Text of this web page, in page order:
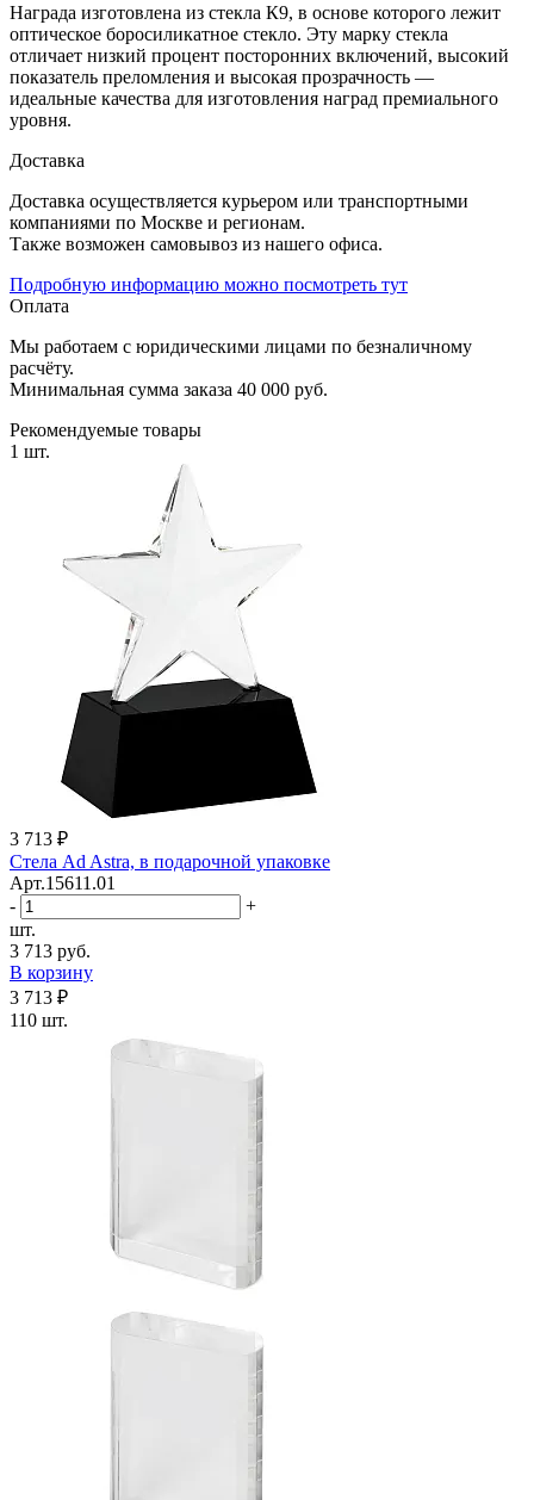
Награда изготовлена из стекла К9, в основе которого лежит
оптическое боросиликатное стекло. Эту марку стекла
отличает низкий процент посторонних включений, высокий
показатель преломления и высокая прозрачность —
идеальные качества для изготовления наград премиального
уровня.
Доставка
Доставка осуществляется курьером или транспортными
компаниями по Москве и регионам.
Также возможен самовывоз из нашего офиса.
Подробную информацию можно посмотреть тут
Оплата
Мы работаем с юридическими лицами по безналичному
расчёту.
Минимальная сумма заказа 40 000 руб.
Рекомендуемые товары
1 шт.
3 713 ₽
Стела Ad Astra, в подарочной упаковке
Арт.15611.01
-
+
шт.
3 713 руб.
В корзину
3 713 ₽
110 шт.